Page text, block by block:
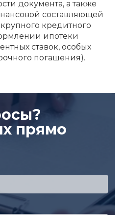
документа, а также
составляющей
кредитного
ипотеки
ставок, особых
погашения).
прямо